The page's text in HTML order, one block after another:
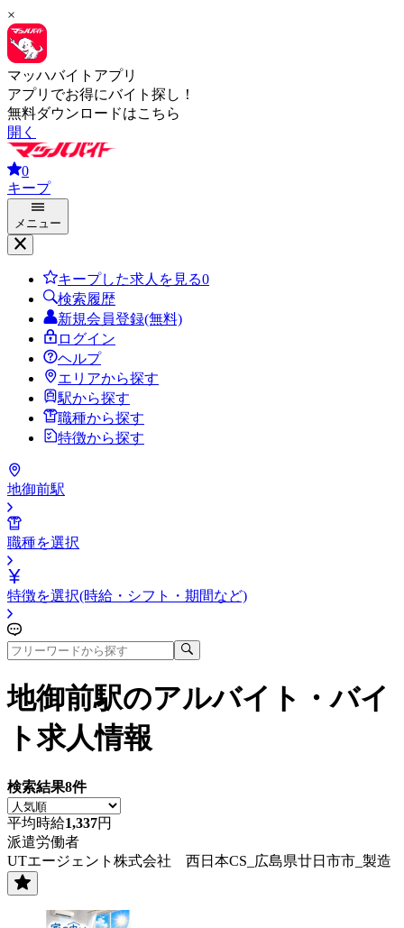
×
マッハバイトアプリ
アプリでお得にバイト探し！
無料ダウンロードはこちら
開く
0
キープ
メニュー
キープした求人を見る0
検索履歴
新規会員登録(無料)
ログイン
ヘルプ
エリアから探す
駅から探す
職種から探す
特徴から探す
地御前駅
職種を選択
特徴を選択(時給・シフト・期間など)
地御前駅のアルバイト・バイ
ト求人情報
検索結果8件
平均時給1,337円
派遣労働者
UTエージェント株式会社 西日本CS_広島県廿日市市_製造